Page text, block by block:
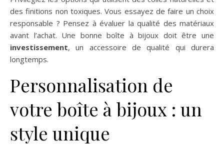
des finitions non toxiques. Vous essayez de faire un choix
responsable ? Pensez à évaluer la qualité des matériaux
avant l’achat. Une bonne boîte à bijoux doit être une
investissement, un accessoire de qualité qui durera
longtemps.
Personnalisation de
votre boîte à bijoux : un
style unique